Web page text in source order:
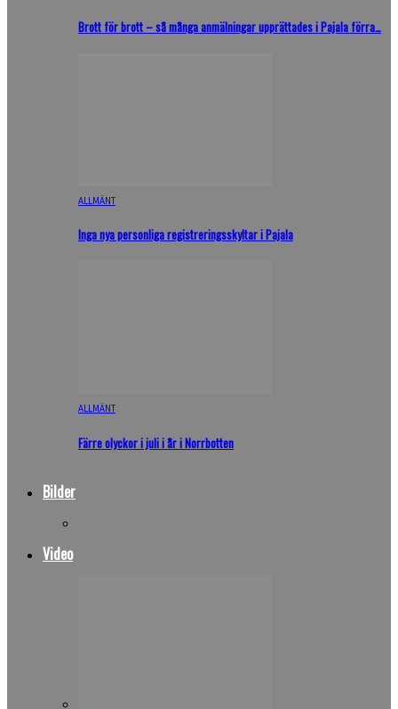
Brott för brott – så många anmälningar upprättades i Pajala förra…
ALLMÄNT
Inga nya personliga registreringsskyltar i Pajala
ALLMÄNT
Färre olyckor i juli i år i Norrbotten
Bilder
Video